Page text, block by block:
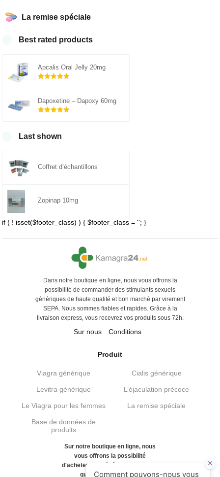
La remise spéciale
Best rated products
Apcalis Oral Jelly 20mg
Dapoxetine – Dapoxy 60mg
Last shown
Coffret d’échantillons
Zopinap 10mg
if ( ! isset($footer_class) ) { $footer_class = ''; }
Dans notre boutique en ligne, nous vous offrons la
possibilité de commander des stimulants sexuels
génériques de haute qualité et bon marché par virement
SEPA. Nous sommes fiables et rapides. Grâce à la
livraison express, vous recevrez vos produits sous 72h.
Sur nous Conditions
Produit
Viagra générique Cialis générique
Levitra générique L’éjaculation précoce
Le Viagra pour les femmes La remise spéciale
Base de données de
produits
Sur notre boutique en ligne, nous
vous offrons la possibilité
d'acheter des génériques de haute
qualité et bon marché